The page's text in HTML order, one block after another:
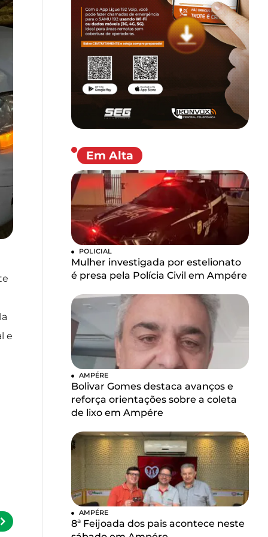
e
Em Alta
POLICIAL
Mulher investigada por estelionato
é presa pela Polícia Civil em Ampére
AMPÉRE
Bolivar Gomes destaca avanços e
reforça orientações sobre a coleta
de lixo em Ampére
AMPÉRE
8ª Feijoada dos pais acontece neste